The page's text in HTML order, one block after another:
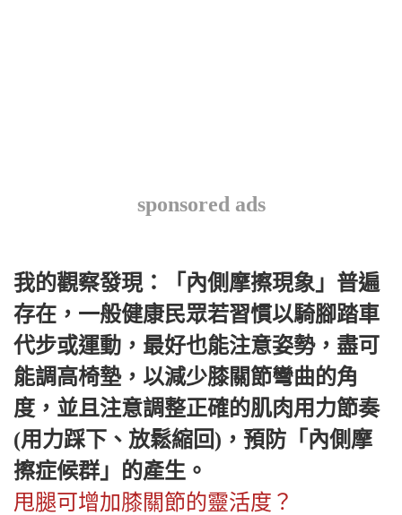
sponsored ads
我的觀察發現：「內側摩擦現象」普遍
存在，一般健康民眾若習慣以騎腳踏車
代步或運動，最好也能注意姿勢，盡可
能調高椅墊，以減少膝關節彎曲的角
度，並且注意調整正確的肌肉用力節奏
(用力踩下、放鬆縮回)，預防「內側摩
擦症候群」的產生。
甩腿可增加膝關節的靈活度？